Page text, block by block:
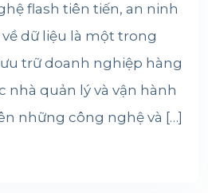
flash tiên tiến, an ninh
dữ liệu là một trong
trữ doanh nghiệp hàng
nhà quản lý và vận hành
những công nghệ và […]